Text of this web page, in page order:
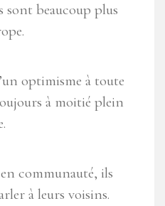
sont beaucoup plus
optimisme à toute
à moitié plein
communauté, ils
à leurs voisins.